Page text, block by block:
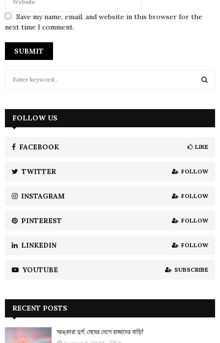
Save my name, email, and website in this browser for the
next time I comment.
h
H
FOLLOW US
FACEBOOK LIKE
TWITTER FOLLOW
INSTAGRAM FOLLOW
PINTEREST FOLLOW
LINKEDIN FOLLOW
YOUTUBE SUBSCRIBE
RECENT POSTS
আঙ্কারা দুর্গ: মেঘের দেশে রাজাদের বাড়ি!